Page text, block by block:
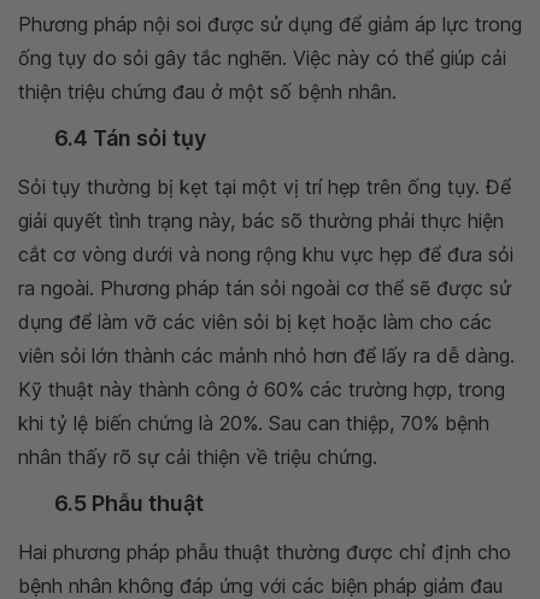
Phương pháp nội soi được sử dụng để giảm áp lực trong
ống tụy do sỏi gây tắc nghẽn. Việc này có thể giúp cải
thiện triệu chứng đau ở một số bệnh nhân.
6.4 Tán sỏi tụy
Sỏi tụy thường bị kẹt tại một vị trí hẹp trên ống tụy. Để
giải quyết tình trạng này, bác sõ thường phải thực hiện
cắt cơ vòng dưới và nong rộng khu vực hẹp để đưa sỏi
ra ngoài. Phương pháp tán sỏi ngoài cơ thể sẽ được sử
dụng để làm vỡ các viên sỏi bị kẹt hoặc làm cho các
viên sỏi lớn thành các mảnh nhỏ hơn để lấy ra dễ dàng.
Kỹ thuật này thành công ở 60% các trường hợp, trong
khi tỷ lệ biến chứng là 20%. Sau can thiệp, 70% bệnh
nhân thấy rõ sự cải thiện về triệu chứng.
6.5 Phẫu thuật
Hai phương pháp phẫu thuật thường được chỉ định cho
bệnh nhân không đáp ứng với các biện pháp giảm đau